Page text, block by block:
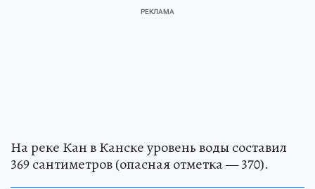
На реке Кан в Канске уровень воды составил
369 сантиметров (опасная отметка — 370).